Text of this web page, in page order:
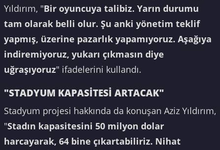
Yıldırım, "Bir oyuncuya talibiz. Yarın durumu
tam olarak belli olur. Şu anki yönetim teklif
yapmış, üzerine pazarlık yapamıyoruz. Aşağıya
indiremiyoruz, yukarı çıkmasın diye
uğraşıyoruz" ifadelerini kullandı.
"STADYUM KAPASİTESİ ARTACAK"
Stadyum projesi hakkında da konuşan Aziz Yıldırım,
"Stadın kapasitesini 50 milyon dolar
harcayarak, 64 bine çıkartabiliriz. Nihat